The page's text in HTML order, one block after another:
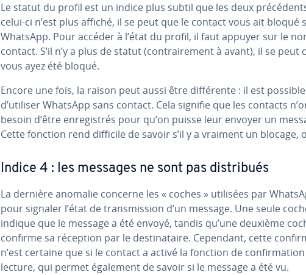
Le statut du profil est un indice plus subtil que les deux
celui-ci n’est plus affiché, il se peut que le contact vous ait bloqué
WhatsApp. Pour accéder à l’état du profil, il faut appuyer sur le
contact. S’il n’y a plus de statut (con­trai­re­ment à avant), il se peut
vous ayez été bloqué.
Encore une fois, la raison peut aussi être dif­fé­rente : il est possible
d’utiliser WhatsApp sans contact. Cela signifie que les contacts
besoin d’être en­re­gis­trés pour qu’on puisse leur envoyer un
Cette fonction rend difficile de savoir s’il y a vraiment un blocage,
Indice 4 : les messages ne sont pas dis­tri­bués
La dernière anomalie concerne les « coches » utilisées par
pour signaler l’état de trans­mis­sion d’un message. Une seule
indique que le message a été envoyé, tandis qu’une deuxième
confirme sa réception par le des­ti­na­taire. Cependant, cette
n’est certaine que si le contact a activé la fonction de
lecture, qui permet également de savoir si le message a été vu.